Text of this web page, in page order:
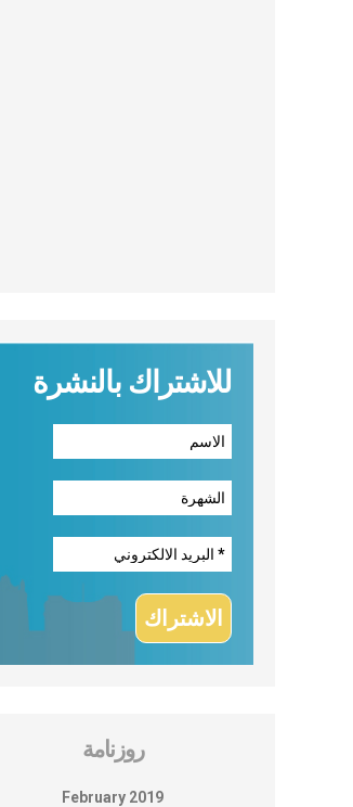
للاشتراك بالنشرة
روزنامة
February 2019